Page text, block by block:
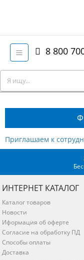
8 800
Приглашаем к
ИНТЕРНЕТ КАТАЛОГ
Каталог товаров
Новости
Иформация об оферте
Согласие на обработку ПД
Способы оплаты
Доставка